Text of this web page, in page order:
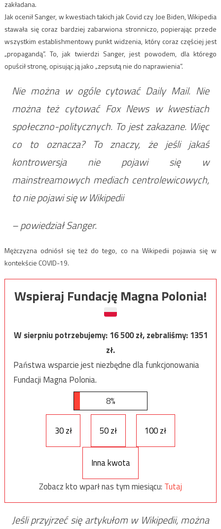
zakładana.
Jak ocenił Sanger, w kwestiach takich jak Covid czy Joe Biden, Wikipedia
stawała się coraz bardziej zabarwiona stronniczo, popierając przede
wszystkim establishmentowy punkt widzenia, który coraz częściej jest
„propagandą”. To, jak twierdzi Sanger, jest powodem, dla którego
opuścił stronę, opisując ją jako „zepsutą nie do naprawienia”.
Nie można w ogóle cytować Daily Mail. Nie
można też cytować Fox News w kwestiach
społeczno-politycznych. To jest zakazane. Więc
co to oznacza? To znaczy, że jeśli jakaś
kontrowersja nie pojawi się w
mainstreamowych mediach centrolewicowych,
to nie pojawi się w Wikipedii
– powiedział Sanger.
Mężczyzna odniósł się też do tego, co na Wikipedii pojawia się w
kontekście COVID-19.
Wspieraj Fundację Magna Polonia!
W sierpniu potrzebujemy:16 500zł, zebraliśmy:1351
zł.
Państwa wsparcie jest niezbędne dla funkcjonowania
Fundacji Magna Polonia.
8%
30 zł 50 zł 100 zł
Inna kwota
Zobacz kto wparł nas tym miesiącu: Tutaj
Jeśli przyjrzeć się artykułom w Wikipedii, można